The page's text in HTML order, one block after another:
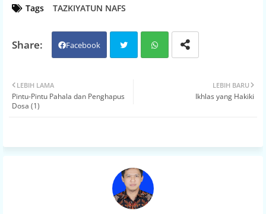
Tags TAZKIYATUN NAFS
Facebook
ter
LEBIH BARU
Ikhlas yang Hakiki
LEBIH LAMA
Pintu-Pintu Pahala dan Penghapus
Dosa (1)